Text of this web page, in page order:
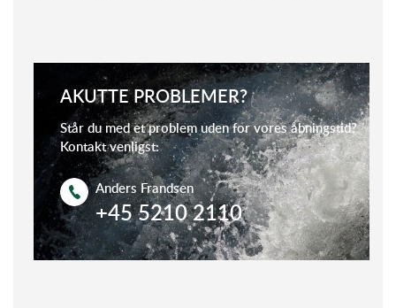
AKUTTE PROBLEMER?
Står du med et problem uden for vores åbningstid?
Kontakt venligst:
Anders Frandsen
+45 5210 2110